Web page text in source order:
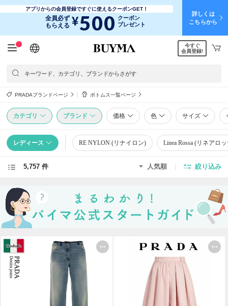
アプリからの会員登録ですぐに使えるクーポンGET！
全員必ず
もらえる ¥500 クーポン
プレゼント
詳しくは
こちらから
日本語
English
简体中文
繁體中文
今すぐ
会員登録!
PRADAブランドページ ボトムス一覧ページ
カテゴリ ブランド 価格 色 サイズ
レディース RE NYLON (リナイロン) Linea Rossa (リネアロ
5,757 件 人気順 絞り込み